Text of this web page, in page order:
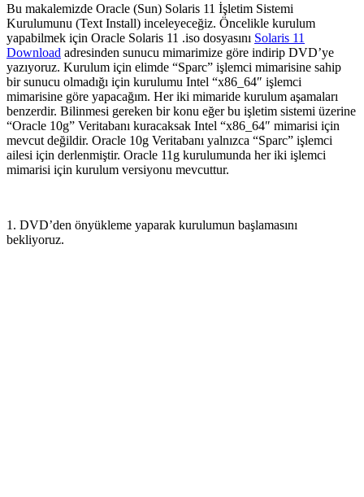
Bu makalemizde Oracle (Sun) Solaris 11 İşletim Sistemi
Kurulumunu (Text Install) inceleyeceğiz. Öncelikle kurulum
yapabilmek için Oracle Solaris 11 .iso dosyasını Solaris 11
Download adresinden sunucu mimarimize göre indirip DVD’ye
yazıyoruz. Kurulum için elimde “Sparc” işlemci mimarisine sahip
bir sunucu olmadığı için kurulumu Intel “x86_64″ işlemci
mimarisine göre yapacağım. Her iki mimaride kurulum aşamaları
benzerdir. Bilinmesi gereken bir konu eğer bu işletim sistemi üzerine
“Oracle 10g” Veritabanı kuracaksak Intel “x86_64″ mimarisi için
mevcut değildir. Oracle 10g Veritabanı yalnızca “Sparc” işlemci
ailesi için derlenmiştir. Oracle 11g kurulumunda her iki işlemci
mimarisi için kurulum versiyonu mevcuttur.
1. DVD’den önyükleme yaparak kurulumun başlamasını
bekliyoruz.